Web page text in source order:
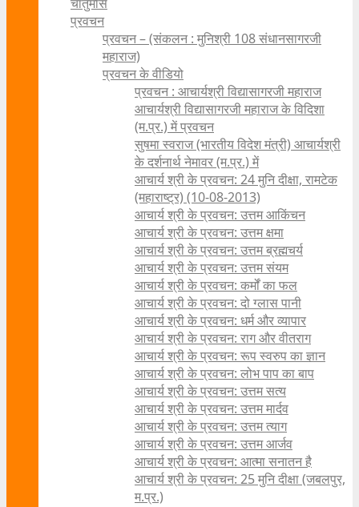
प्रवचन
प्रवचन – (संकलन : मुनिश्री 108 संधानसागरजी
महाराज)
प्रवचन के वीडियो
प्रवचन : आचार्यश्री ‍विद्यासागरजी महाराज
आचार्यश्री विद्यासागरजी महाराज के विदिशा
(म.प्र.) में प्रवचन
सुषमा स्वराज (भारतीय विदेश मंत्री) आचार्यश्री
के दर्शनार्थ नेमावर (म.प्र.) में
आचार्य श्री के प्रवचन: 24 मुनि दीक्षा, रामटेक
(महाराष्ट्र) (10-08-2013)
आचार्य श्री के प्रवचन: उत्तम आकिंचन
आचार्य श्री के प्रवचन: उत्तम क्षमा
आचार्य श्री के प्रवचन: उत्तम ब्रह्मचर्य
आचार्य श्री के प्रवचन: उत्तम संयम
आचार्य श्री के प्रवचन: कर्मों का फल
आचार्य श्री के प्रवचन: दो ग्लास पानी
आचार्य श्री के प्रवचन: धर्म और व्यापार
आचार्य श्री के प्रवचन: राग और वीतराग
आचार्य श्री के प्रवचन: रूप स्वरुप का ज्ञान
आचार्य श्री के प्रवचन: लोभ पाप का बाप
आचार्य श्री के प्रवचन: उत्तम सत्य
आचार्य श्री के प्रवचन: उत्तम मार्दव
आचार्य श्री के प्रवचन: उत्तम त्याग
आचार्य श्री के प्रवचन: उत्तम आर्जव
आचार्य श्री के प्रवचन: आत्मा सनातन है
आचार्य श्री के प्रवचन: 25 मुनि दीक्षा (जबलपुर,
म.प्र.)